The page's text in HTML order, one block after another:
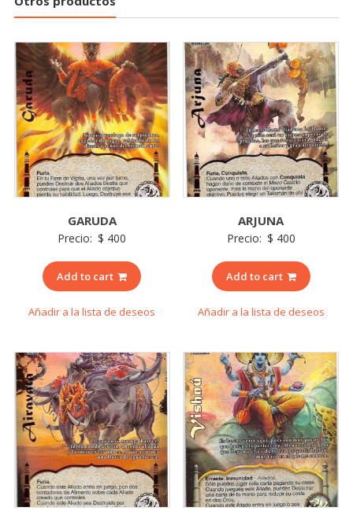
GARUDA
Precio: $ 400
Add to cart
Añadir a la lista de deseos
ARJUNA
Precio: $ 400
Add to cart
Añadir a la lista de deseos